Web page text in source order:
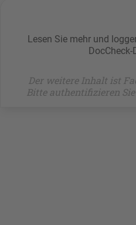
Lesen Sie mehr und
DocCheck-
Der weitere Inhalt ist
Bitte authentifizieren